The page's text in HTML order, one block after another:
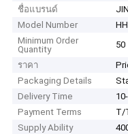
ชื่อแบรนด์
Model Number
Minimum Order
Quantity
50
ราคา
Packaging Details
Delivery Time
Payment Terms
T/
Supply Ability